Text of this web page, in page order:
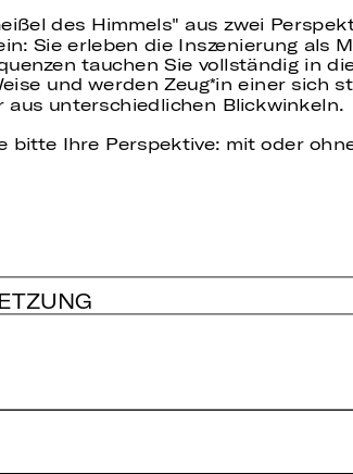
des Himmels" aus zwei
Sie erleben die Inszenierung als
tauchen Sie vollständig in
und werden Zeug*in einer sich
aus unterschiedlichen Blickwinkeln.
bitte Ihre Perspektive: mit oder